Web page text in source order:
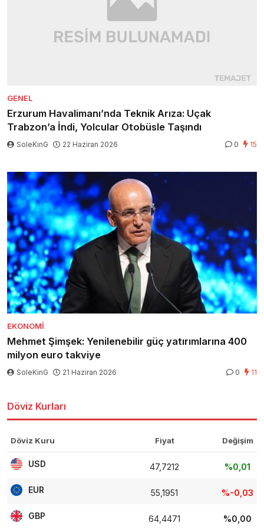
GENEL
Erzurum Havalimanı’nda Teknik Arıza: Uçak
Trabzon’a İndi, Yolcular Otobüsle Taşındı
SoleKinG 22 Haziran 2026 0 15
EKONOMI
Mehmet Şimşek: Yenilenebilir güç yatırımlarına 400
milyon euro takviye
SoleKinG 21 Haziran 2026 0 11
Döviz Kurları
Döviz Kuru Fiyat Değişim
USD 47,7212 %0,01
EUR 55,1951 %-0,03
GBP 64,4471 %0,00